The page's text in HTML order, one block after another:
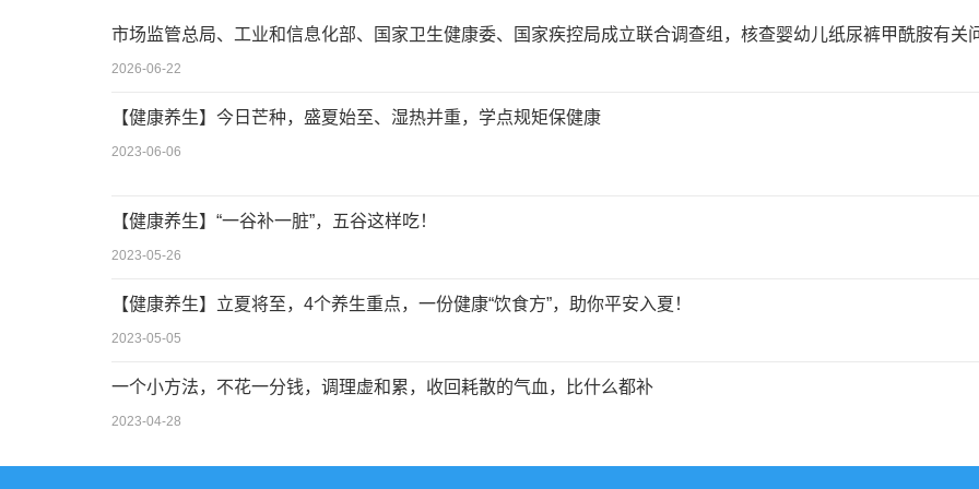
市场监管总局、工业和信息化部、国家卫生健康委、国家疾控局成立联合调查组，核查婴幼儿纸尿裤甲酰胺有关
2026-06-22
【健康养生】今日芒种，盛夏始至、湿热并重，学点规矩保健康
2023-06-06
【健康养生】“一谷补一脏”，五谷这样吃！
2023-05-26
【健康养生】立夏将至，4个养生重点，一份健康“饮食方”，助你平安入夏！
2023-05-05
一个小方法，不花一分钱，调理虚和累，收回耗散的气血，比什么都补
2023-04-28